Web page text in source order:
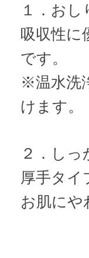
１．お
吸収性に
です。
※温水洗
けます。
２．し
厚手タイ
お肌にや